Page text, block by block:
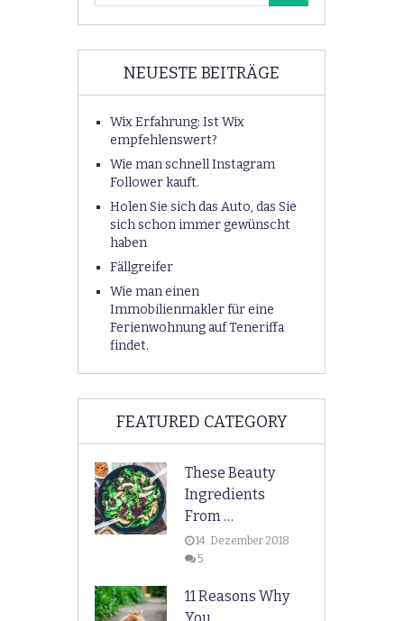
NEUESTE BEITRÄGE
Wix Erfahrung: Ist Wix
empfehlenswert?
Wie man schnell Instagram
Follower kauft.
Holen Sie sich das Auto, das Sie
sich schon immer gewünscht
haben
Fällgreifer
Wie man einen
Immobilienmakler für eine
Ferienwohnung auf Teneriffa
findet.
FEATURED CATEGORY
These Beauty
Ingredients
From …
14. Dezember 2018
5
11 Reasons Why